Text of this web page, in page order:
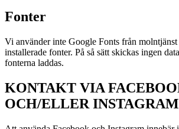
Fonter
Vi använder inte Google Fonts från
installerade fonter. På så sätt skickas ingen
fonterna laddas.
KONTAKT VIA
OCH/ELLER INSTAGRAM